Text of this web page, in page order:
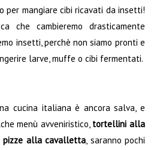
per mangiare cibi ricavati da insetti!
che cambieremo drasticamente
insetti, perchè non siamo pronti e
larve, muffe o cibi fermentati.
cucina italiana è ancora salva, e
menù avveniristico, tortellini alla
pizze alla cavalletta, saranno pochi